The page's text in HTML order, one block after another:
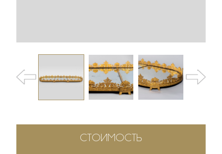
СТОИМОСТЬ